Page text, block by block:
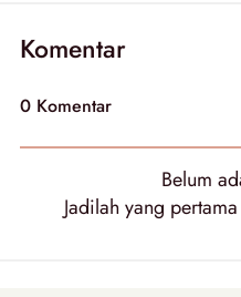
Komentar
0 Komentar
Belum
Jadilah yang